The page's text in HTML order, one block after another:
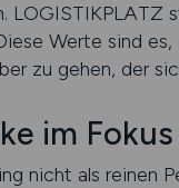
Werte sind
zu gehen, der
im
nicht als reinen